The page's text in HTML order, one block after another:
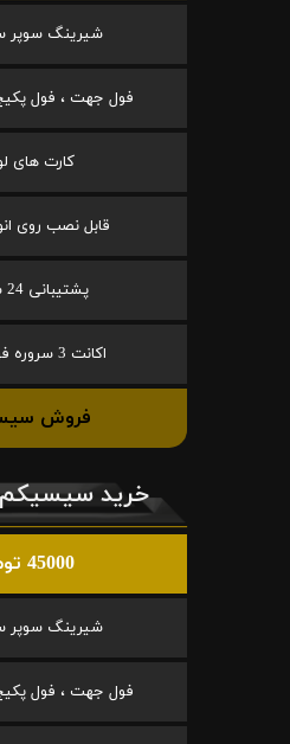
شیرینگ سوپر
فول جهت ، فول
کارت های
قابل نصب روی
پشتیبانی 24 ساعته
اکانت 3 سروره فول آپشن
فروش
خرید
45000 تومان
شیرینگ سوپر
فول جهت ، فول